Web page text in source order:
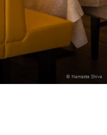
© Namaste Shiva